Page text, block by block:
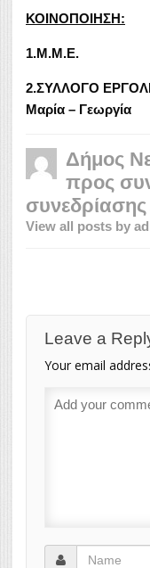
ΚΟΙΝΟΠΟΙΗΣΗ:
1.Μ.Μ.Ε.
2.ΣΥΛΛΟΓΟ
Μαρία – Γεωργία
Δήμος
προς
συνεδρίασης
View all posts by
Leave a
Your email